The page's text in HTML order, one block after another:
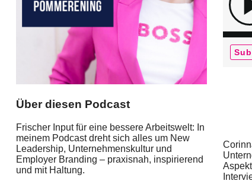
Über diesen Podcast
Frischer Input für eine bessere Arbeitswelt: In
meinem Podcast dreht sich alles um New
Leadership, Unternehmenskultur und
Employer Branding – praxisnah, inspirierend
und mit Haltung.